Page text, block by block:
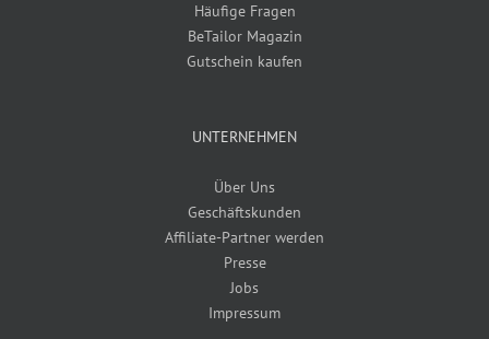
Häufige Fragen
BeTailor Magazin
Gutschein kaufen
UNTERNEHMEN
Über Uns
Geschäftskunden
Affiliate-Partner werden
Presse
Jobs
Impressum